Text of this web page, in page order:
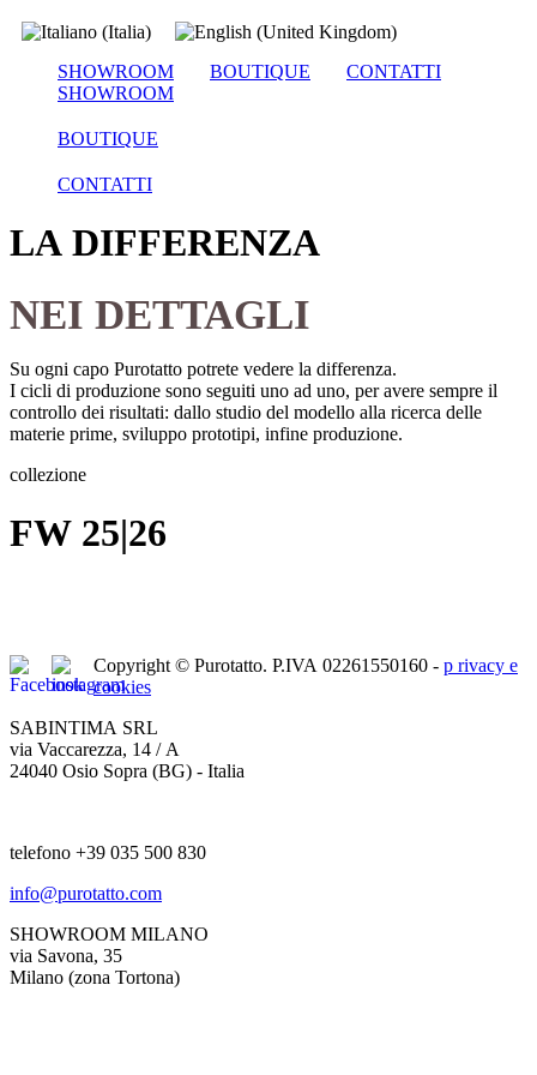
SHOWROOM BOUTIQUE
CONTATTI
SHOWROOM
BOUTIQUE
CONTATTI
LA DIFFERENZA
NEI DETTAGLI
Su ogni capo Purotatto potrete vedere la differenza.
I cicli di produzione sono seguiti uno ad uno, per avere sempre il
controllo dei risultati: dallo studio del modello alla ricerca delle
materie prime, sviluppo prototipi, infine produzione.
collezione
FW 25|26
Copyright © Purotatto. P.IVA 02261550160 - p rivacy e
cookies
SABINTIMA SRL
via Vaccarezza, 14 / A
24040 Osio Sopra (BG) - Italia
telefono +39 035 500 830
info@purotatto.com
SHOWROOM MILANO
via Savona, 35
Milano (zona Tortona)